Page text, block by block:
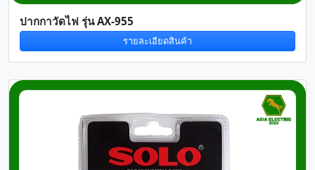
ปากกาวัดไฟ รุ่น AX-955
รายละเอียดสินค้า